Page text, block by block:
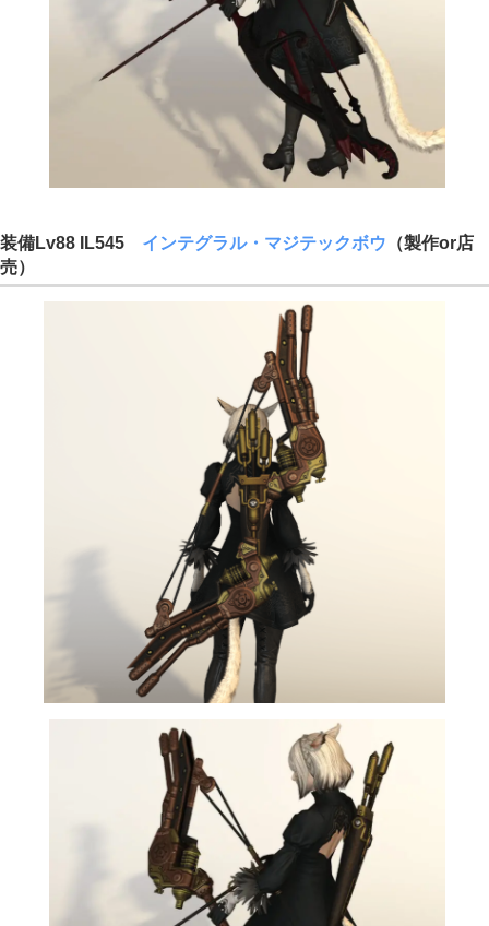
装備Lv88 IL545 インテグラル・マジテックボウ （製作or店
売）